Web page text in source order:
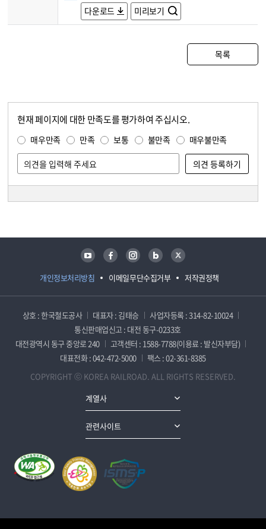
다운로드
미리보기
목록
현재 페이지에 대한 만족도를 평가하여 주십시오.
매우만족 만족 보통 불만족 매우불만족
개인정보처리방침 이메일무단수집거부 저작권정책
유튜브 페이스북 인스타그램 블로그 트위터
상호 : 한국철도공사 대표자 : 김태승
사업자등록 : 314-82-10024
통신판매업신고 : 대전 동구-0233호
대전광역시 동구 중앙로 240
고객센터 : 1588-7788(이용료 : 발신자부담)
대표전화 : 042-472-5000
팩스 : 02-361-8385
COPYRIGHT ⓒ KOREA RAILROAD. ALL RIGHTS RESERVED.
계열사
관련사이트